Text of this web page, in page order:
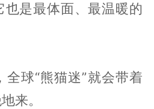
是最体面、最温暖的
全球“熊猫迷”就会带着
来。